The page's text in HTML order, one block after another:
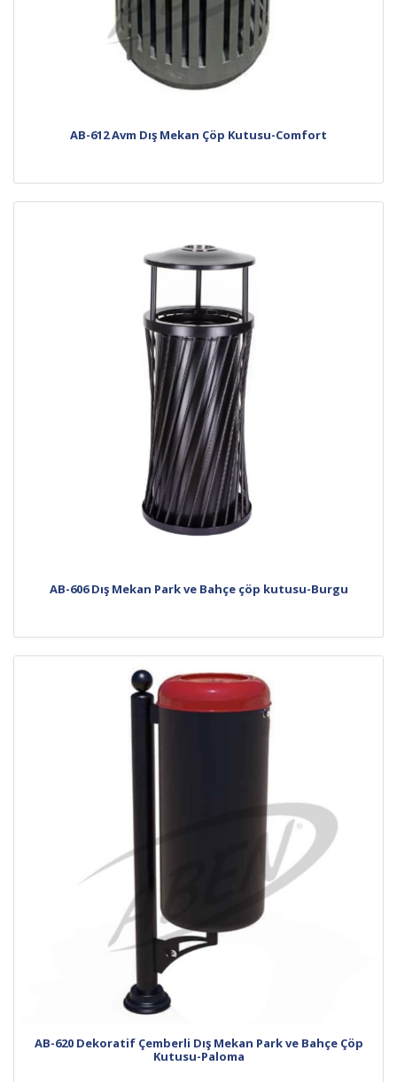
AB-612 Avm Dış Mekan Çöp Kutusu-Comfort
AB-606 Dış Mekan Park ve Bahçe çöp kutusu-Burgu
AB-620 Dekoratif Çemberli Dış Mekan Park ve Bahçe Çöp
Kutusu-Paloma